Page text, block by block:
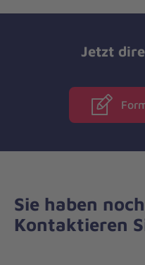
Jetzt
Sie haben
Kontaktieren